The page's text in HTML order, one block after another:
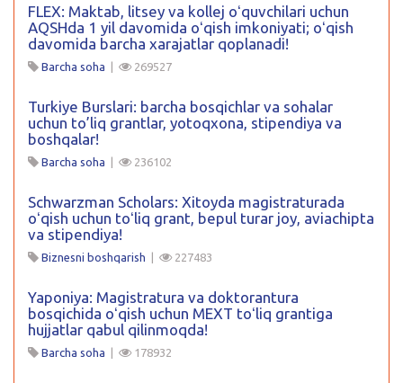
FLEX: Maktab, litsey va kollej oʻquvchilari uchun
AQSHda 1 yil davomida oʻqish imkoniyati; oʻqish
davomida barcha xarajatlar qoplanadi!
Barcha soha 269527
Turkiye Burslari: barcha bosqichlar va sohalar
uchun to’liq grantlar, yotoqxona, stipendiya va
boshqalar!
Barcha soha 236102
Schwarzman Scholars: Xitoyda magistraturada
oʻqish uchun toʻliq grant, bepul turar joy, aviachipta
va stipendiya!
Biznesni boshqarish 227483
Yaponiya: Magistratura va doktorantura
bosqichida oʻqish uchun MEXT toʻliq grantiga
hujjatlar qabul qilinmoqda!
Barcha soha 178932